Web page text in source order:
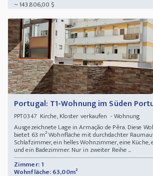
~ 143.806,00 $
Portugal: T1-Wohnung im Süden
PPT0347 Kirche, Kloster verkaufen - Wohnung
Ausgezeichnete Lage in Armação de Pêra. Diese
bietet 63 m² Wohnfläche mit durchdachter
Schlafzimmer, ein helles Wohnzimmer, eine Küche,
und ein Badezimmer. Nur in zweiter Reihe ...
Zimmer: 1
Wohnfläche: 63,00m²